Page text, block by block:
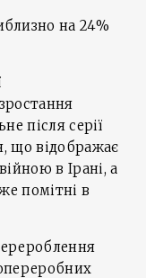
на 24%
після серії
що відображає
в Ірані, а
помітні в